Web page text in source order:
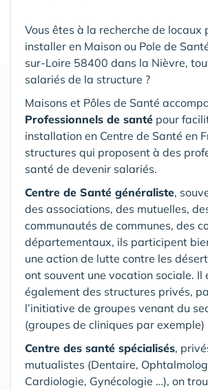
Vous êtes à la recherche de locaux
installer en Maison ou Pole de
sur-Loire 58400 dans la Nièvre,
salariés de la structure ?
Maisons et Pôles de Santé
Professionnels de santé pour
installation en Centre de Santé en
structures qui proposent à des
santé de devenir salariés.
Centre de Santé généraliste,
des associations, des mutuelles,
communautés de communes, des
départementaux, ils participent
une action de lutte contre les
ont souvent une vocation sociale. Il
également des structures privés,
l’initiative de groupes venant du
(groupes de cliniques par exemple)
Centre des santé spécialisés,
mutualistes (Dentaire,
Cardiologie, Gynécologie …), on